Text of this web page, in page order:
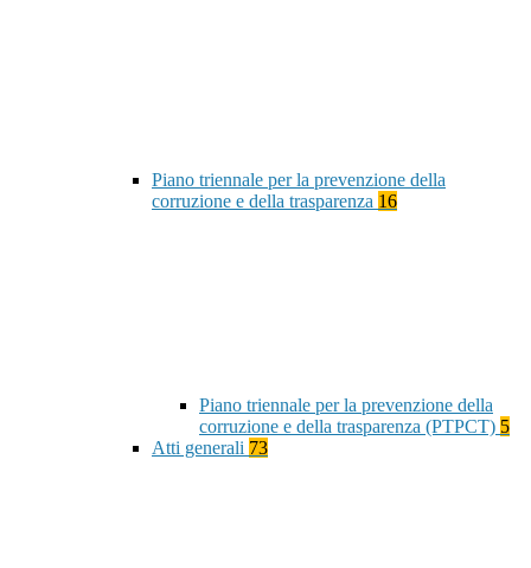
Piano triennale per la prevenzione della
corruzione e della trasparenza 16
Piano triennale per la prevenzione della
corruzione e della trasparenza (PTPCT) 5
Atti generali 73